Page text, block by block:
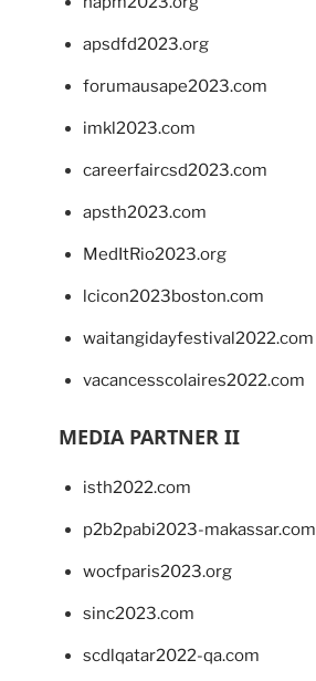
apsdfd2023.org
forumausape2023.com
imkl2023.com
careerfaircsd2023.com
apsth2023.com
MedItRio2023.org
lcicon2023boston.com
waitangidayfestival2022.com
vacancesscolaires2022.com
MEDIA PARTNER II
isth2022.com
p2b2pabi2023-makassar.com
wocfparis2023.org
sinc2023.com
scdlqatar2022-qa.com